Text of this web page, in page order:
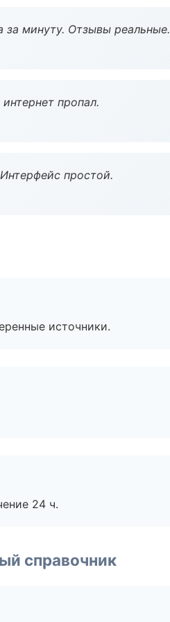
за минуту. Отзывы реальные.
пропал.
простой.
источники.
24 ч.
справочник